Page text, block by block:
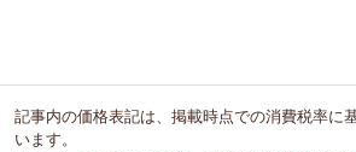
記事内の価格表記は、掲載時点での消費税率に
います。